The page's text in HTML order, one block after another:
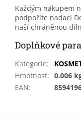
Každým nákupem
podpoříte nadaci
naší chráněnou
Doplňkové
Kategorie:
Hmotnost: 0.006
EAN:
Z